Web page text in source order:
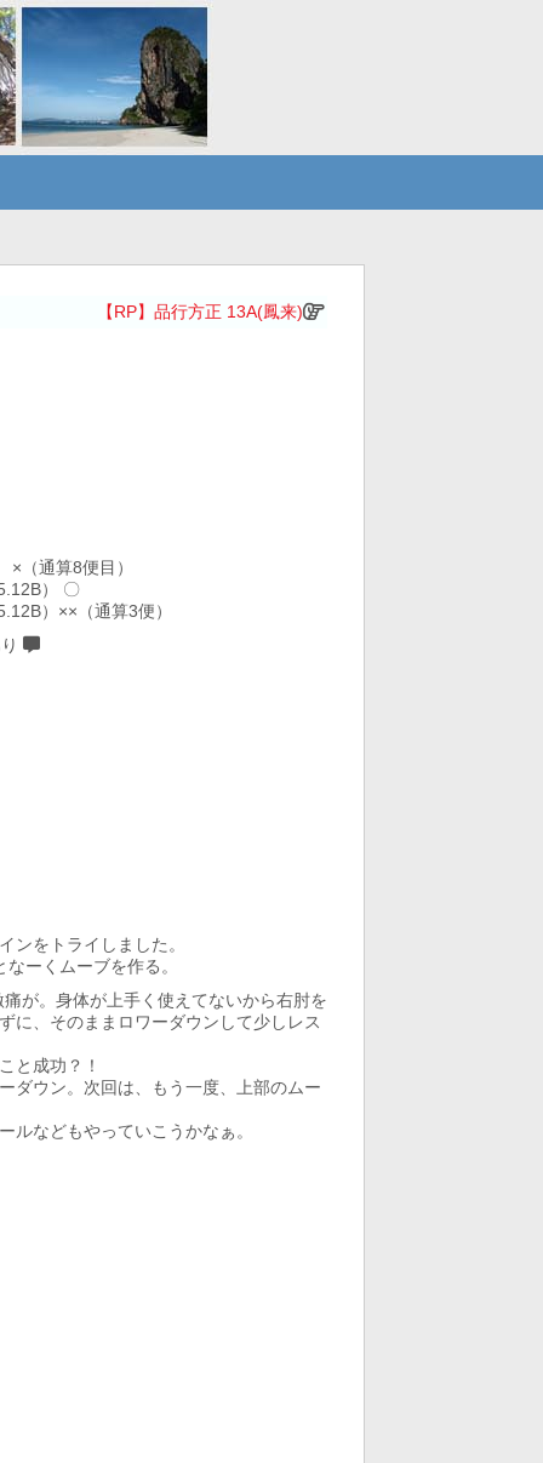
【RP】品行方正 13A(鳳来)
（通算8便目）
） 〇
）××（通算3便）
ンをトライしました。
ーくムーブを作る。
が。身体が上手く使えてないから右肘を
に、そのままロワーダウンして少しレス
と成功？！
ダウン。次回は、もう一度、上部のムー
ルなどもやっていこうかなぁ。